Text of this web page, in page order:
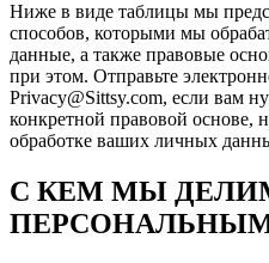
Ниже в виде таблицы мы
способов, которыми мы
данные, а также правовые
при этом. Отправьте
Privacy@Sittsy.com, если вам
конкретной правовой основе,
обработке ваших личных
С КЕМ МЫ